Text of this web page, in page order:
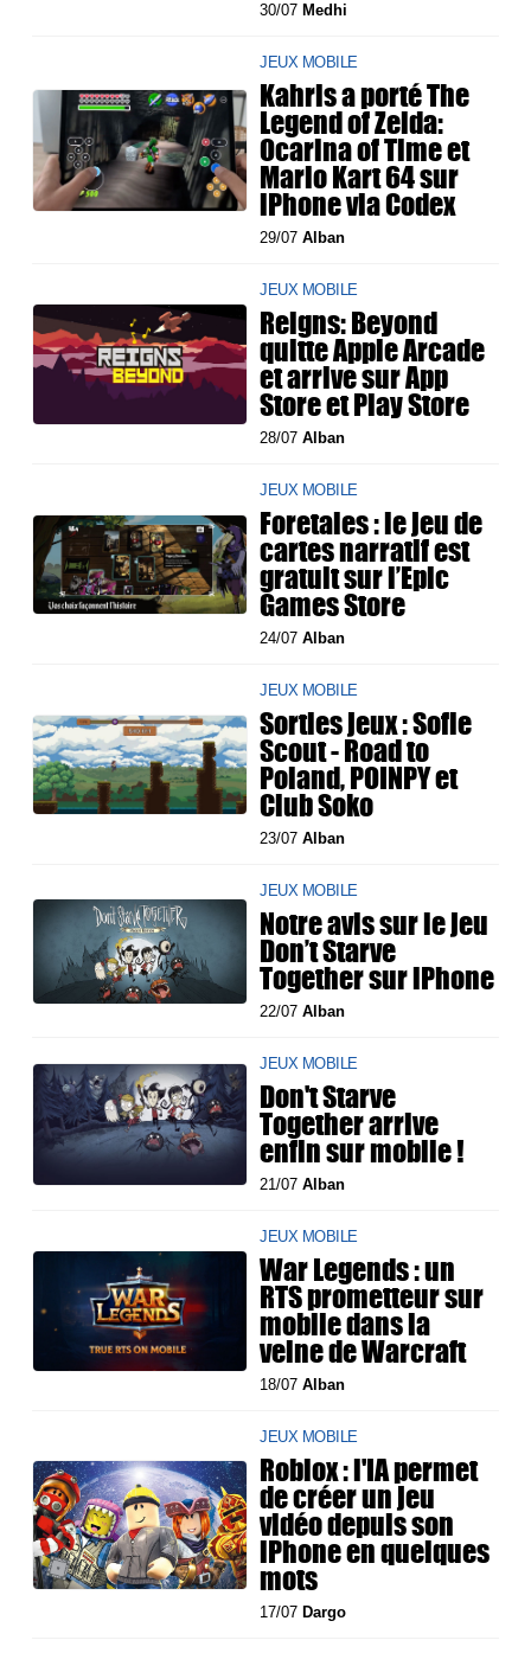
30/07 Medhi
JEUX MOBILE
Kahris a porté The
Legend of Zelda:
Ocarina of Time et
Mario Kart 64 sur
iPhone via Codex
29/07Alban
JEUX MOBILE
Reigns: Beyond
quitte Apple Arcade
et arrive sur App
Store et Play Store
28/07Alban
JEUX MOBILE
Foretales : le jeu de
cartes narratif est
gratuit sur l’Epic
Games Store
24/07Alban
JEUX MOBILE
Sorties jeux : Sofie
Scout - Road to
Poland, POINPY et
Club Soko
23/07Alban
JEUX MOBILE
Notre avis sur le jeu
Don’t Starve
Together sur iPhone
22/07Alban
JEUX MOBILE
Don't Starve
Together arrive
enfin sur mobile !
21/07Alban
JEUX MOBILE
War Legends : un
RTS prometteur sur
mobile dans la
veine de Warcraft
18/07Alban
JEUX MOBILE
Roblox : l'IA permet
de créer un jeu
vidéo depuis son
iPhone en quelques
mots
17/07 Dargo